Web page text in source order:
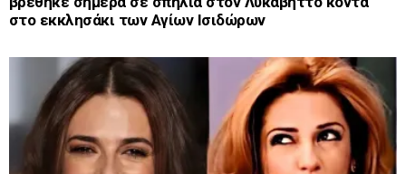
στο εκκλησάκι των Αγίων Ισιδώρων